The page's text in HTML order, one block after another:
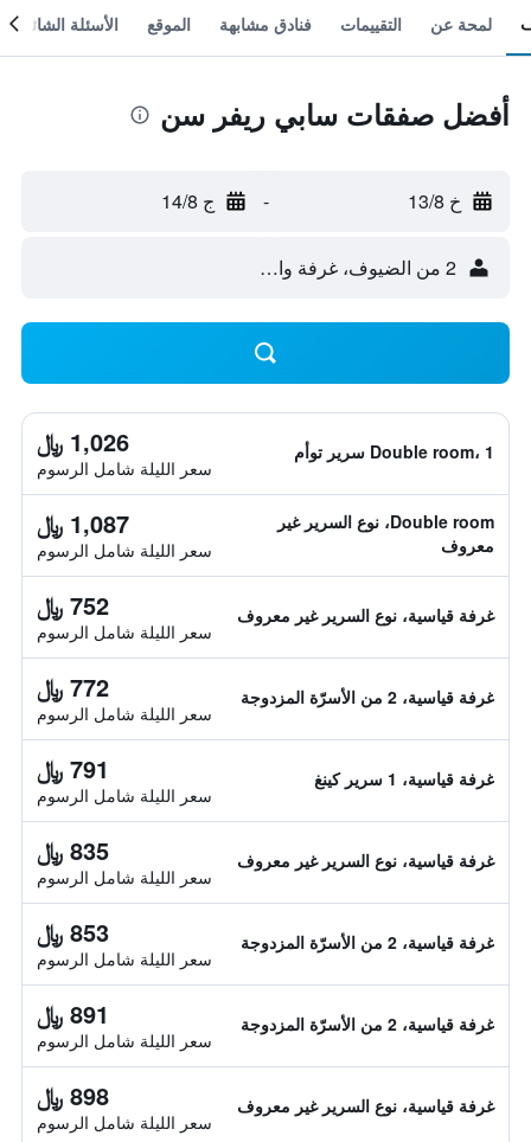
لمحة عن التقييمات فنادق مشابهة الموقع الأسئلة الشائعة
أفضل صفقات سابي ريفر سن
خ 13/8 - ج 14/8
2 من الضيوف، غرفة واحدة
Double room، 1 سرير توأم 1,026 ﷼
سعر الليلة شامل الرسوم
Double room، نوع السرير غير
معروف
1,087 ﷼
سعر الليلة شامل الرسوم
غرفة قياسية، نوع السرير غير معروف 752 ﷼
سعر الليلة شامل الرسوم
غرفة قياسية، 2 من الأسرّة المزدوجة 772 ﷼
سعر الليلة شامل الرسوم
غرفة قياسية، 1 سرير كينغ 791 ﷼
سعر الليلة شامل الرسوم
غرفة قياسية، نوع السرير غير معروف 835 ﷼
سعر الليلة شامل الرسوم
غرفة قياسية، 2 من الأسرّة المزدوجة 853 ﷼
سعر الليلة شامل الرسوم
غرفة قياسية، 2 من الأسرّة المزدوجة 891 ﷼
سعر الليلة شامل الرسوم
غرفة قياسية، نوع السرير غير معروف 898 ﷼
سعر الليلة شامل الرسوم